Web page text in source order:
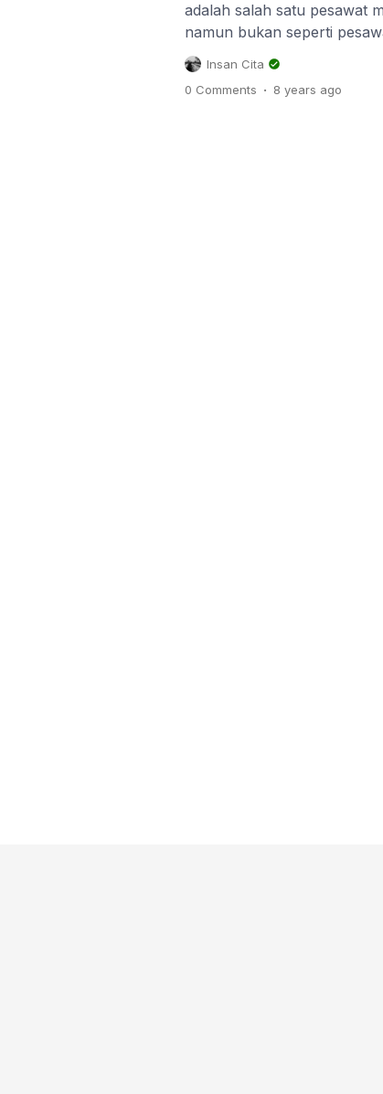
adalah salah satu pesawat
namun bukan seperti
penumpang tapi lebih mirip
menerbangkannya persis
RC seperti mobil-mobilan
Insan Cita
0 Comments . 8 years ago